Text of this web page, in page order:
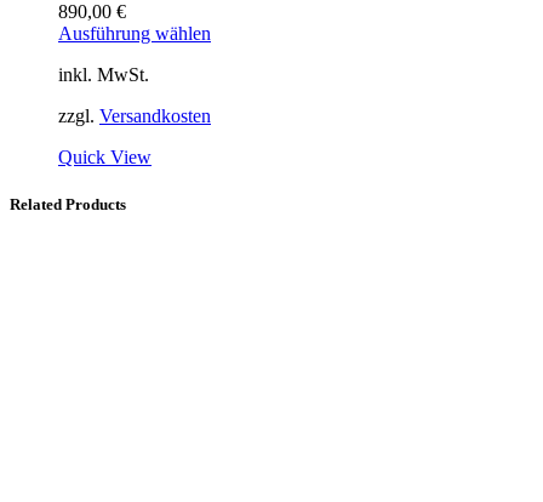
890,00 €
Ausführung wählen
inkl. MwSt.
zzgl. Versandkosten
Quick View
Related Products